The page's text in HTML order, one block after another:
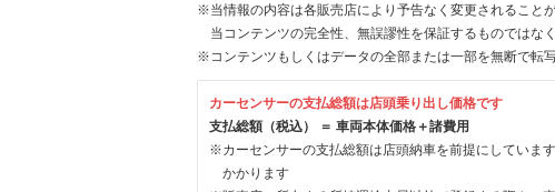
※当情報の内容は各販売店により予告なく変更されること
当コンテンツの完全性、無誤謬性を保証するものではな
※コンテンツもしくはデータの全部または一部を無断で転
カーセンサーの支払総額は店頭乗り出し価格です
支払総額（税込） ＝ 車両本体価格＋諸費用
※カーセンサーの支払総額は店頭納車を前提にしていま
かかります